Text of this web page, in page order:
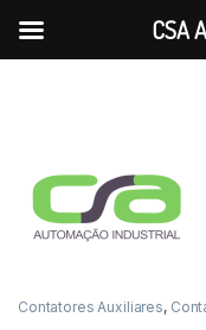
Contatores Auxiliares,
CSA